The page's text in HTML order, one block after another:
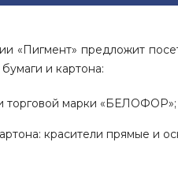
«Пигмент» предложит
и картона:
торговой марки «БЕЛОФОР»;
красители прямые и